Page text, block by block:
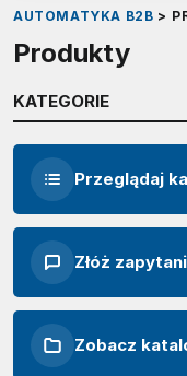
AUTOMATYKA B2B >
Produkty
KATEGORIE
Przeglądaj
Złóż
Zobacz